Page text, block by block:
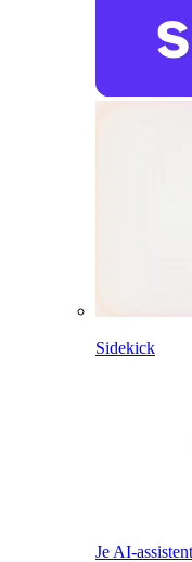
Sidekick
Je AI-